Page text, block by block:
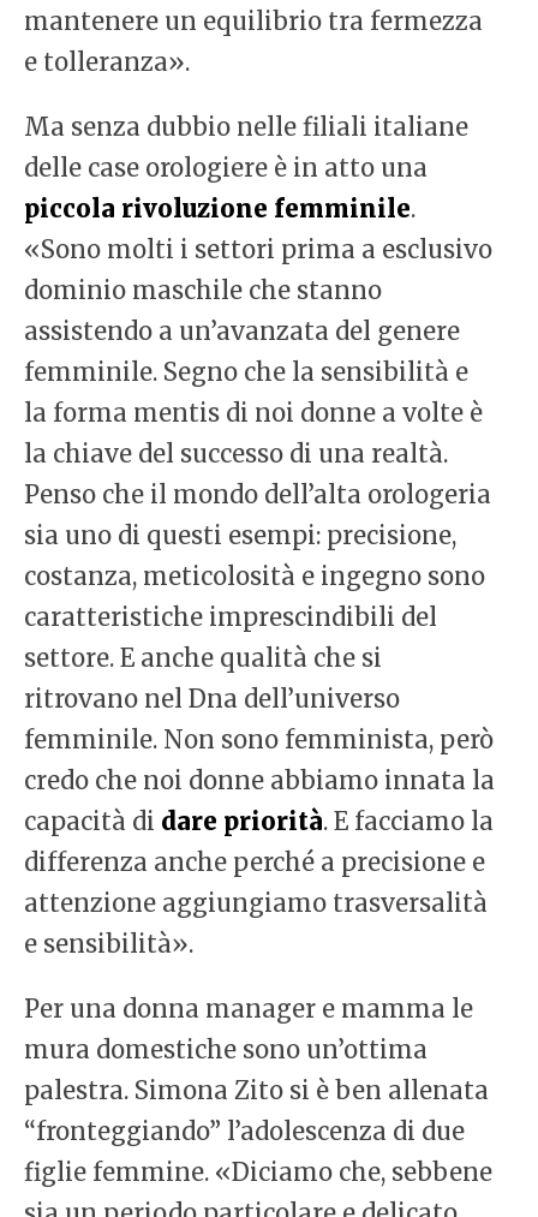
mantenere un equilibrio tra fermezza
e tolleranza».
Ma senza dubbio nelle filiali italiane
delle case orologiere è in atto una
piccola rivoluzione femminile.
«Sono molti i settori prima a esclusivo
dominio maschile che stanno
assistendo a un’avanzata del genere
femminile. Segno che la sensibilità e
la forma mentis di noi donne a volte è
la chiave del successo di una realtà.
Penso che il mondo dell’alta orologeria
sia uno di questi esempi: precisione,
costanza, meticolosità e ingegno sono
caratteristiche imprescindibili del
settore. E anche qualità che si
ritrovano nel Dna dell’universo
femminile. Non sono femminista, però
credo che noi donne abbiamo innata la
capacità di dare priorità. E facciamo la
differenza anche perché a precisione e
attenzione aggiungiamo trasversalità
e sensibilità».
Per una donna manager e mamma le
mura domestiche sono un’ottima
palestra. Simona Zito si è ben allenata
“fronteggiando” l’adolescenza di due
figlie femmine. «Diciamo che, sebbene